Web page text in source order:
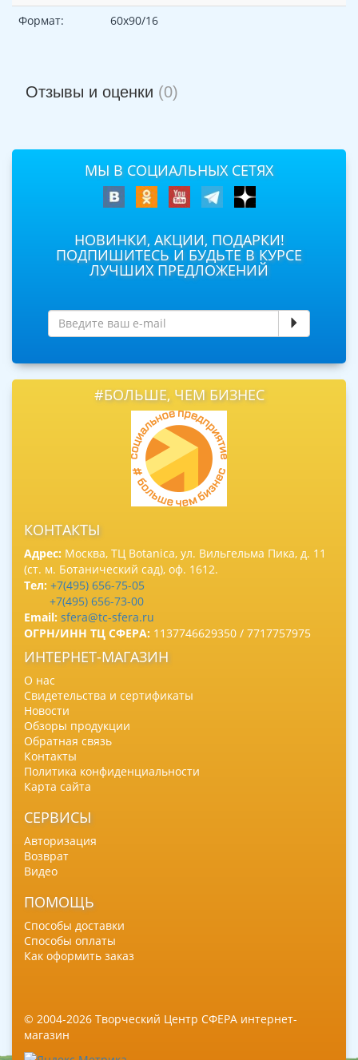
Формат:
60х90/16
Отзывы и оценки (0)
МЫ В СОЦИАЛЬНЫХ СЕТЯХ
НОВИНКИ, АКЦИИ, ПОДАРКИ!
ПОДПИШИТЕСЬ И БУДЬТЕ В КУРСЕ
ЛУЧШИХ ПРЕДЛОЖЕНИЙ
#БОЛЬШЕ, ЧЕМ БИЗНЕС
КОНТАКТЫ
Адрес: Москва, ТЦ Botanica, ул. Вильгельма Пика, д. 11
(ст. м. Ботанический сад), оф. 1612.
Тел: +7(495) 656-75-05
+7(495) 656-73-00
Email: sfera@tc-sfera.ru
ОГРН/ИНН ТЦ СФЕРА: 1137746629350 / 7717757975
ИНТЕРНЕТ-МАГАЗИН
О нас
Свидетельства и сертификаты
Новости
Обзоры продукции
Обратная связь
Контакты
Политика конфиденциальности
Карта сайта
СЕРВИСЫ
Авторизация
Возврат
Видео
ПОМОЩЬ
Способы доставки
Способы оплаты
Как оформить заказ
© 2004-2026 Творческий Центр СФЕРА интернет-
магазин